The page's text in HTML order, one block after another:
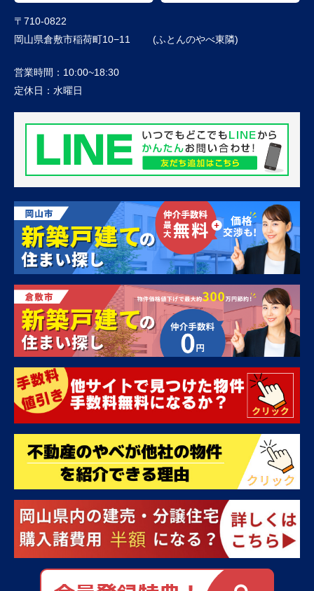
〒710-0822
岡山県倉敷市稲荷町10−11 (ふとんのやべ東隣)
営業時間： 10:00~18:30
定休日： 水曜日